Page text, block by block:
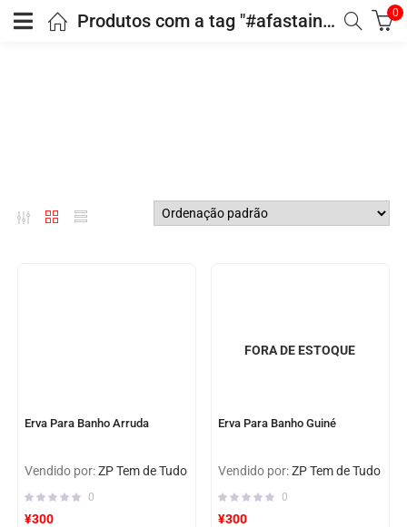
Produtos com a tag "#afastainveja" 0
Erva Para Banho Arruda
Vendido por:ZP Tem de Tudo
0
¥300
FORA DE ESTOQUE
Erva Para Banho Guiné
Vendido por:ZP Tem de Tudo
0
¥300